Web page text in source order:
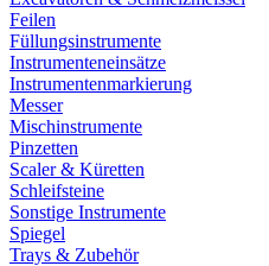
Feilen
Füllungsinstrumente
Instrumenteneinsätze
Instrumentenmarkierung
Messer
Mischinstrumente
Pinzetten
Scaler & Küretten
Schleifsteine
Sonstige Instrumente
Spiegel
Trays & Zubehör